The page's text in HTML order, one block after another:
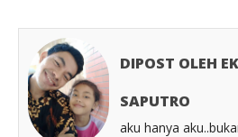
DIPOST OLEH
SAPUTRO
aku hanya